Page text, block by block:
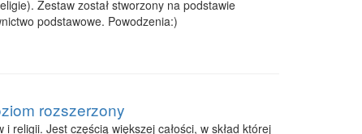
Zestaw został stworzony na podstawie
podstawowe. Powodzenia:)
rozszerzony
religii. Jest częścią większej całości, w skład której